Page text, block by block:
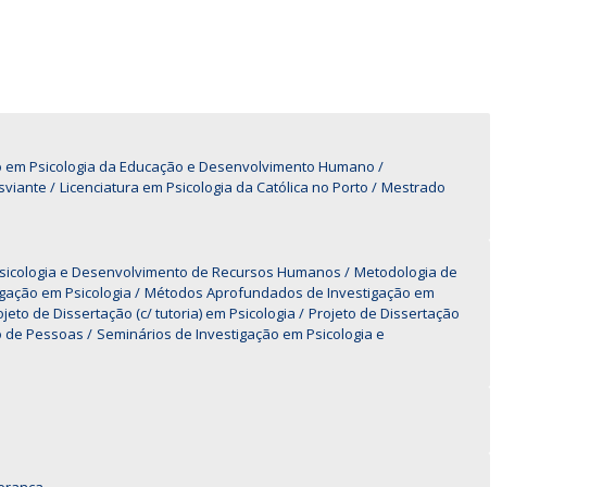
em Psicologia da Educação e Desenvolvimento Humano
Licenciatura em Psicologia da Católica no Porto
Mestrado
e Desenvolvimento de Recursos Humanos
Metodologia de
em Psicologia
Métodos Aprofundados de Investigação em
de Dissertação (c/ tutoria) em Psicologia
Projeto de Dissertação
de Pessoas
Seminários de Investigação em Psicologia e